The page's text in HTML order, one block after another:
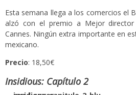
Esta semana llega a los comercios el
alzó con el premio a Mejor
Cannes. Ningún extra importante en
mexicano.
Precio: 18,50€
Insidious: Capítulo 2